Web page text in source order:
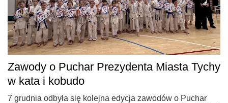
Zawody o Puchar Prezydenta Miasta Tychy
w kata i kobudo
7 grudnia odbyła się kolejna edycja zawodów o Puchar